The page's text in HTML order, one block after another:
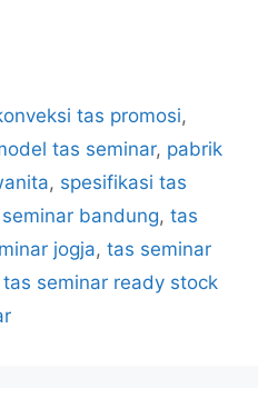
tas promosi,
tas seminar, pabrik
, spesifikasi tas
bandung, tas
jogja, tas seminar
tas seminar ready stock